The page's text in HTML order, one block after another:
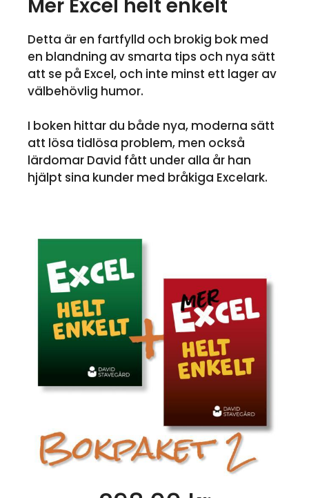
Mer Excel helt enkelt
Detta är en fartfylld och brokig bok med
en blandning av smarta tips och nya sätt
att se på Excel, och inte minst ett lager av
välbehövlig humor.
I boken hittar du både nya, moderna sätt
att lösa tidlösa problem, men också
lärdomar David fått under alla år han
hjälpt sina kunder med bråkiga Excelark.